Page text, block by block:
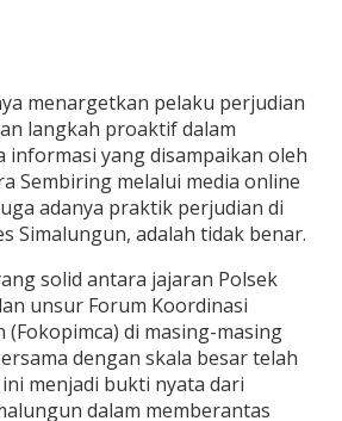
menargetkan pelaku perjudian
langkah proaktif dalam
informasi yang disampaikan oleh
Sembiring melalui media online
adanya praktik perjudian di
Simalungun, adalah tidak benar.
solid antara jajaran Polsek
unsur Forum Koordinasi
(Fokopimca) di masing-masing
dengan skala besar telah
menjadi bukti nyata dari
dalam memberantas